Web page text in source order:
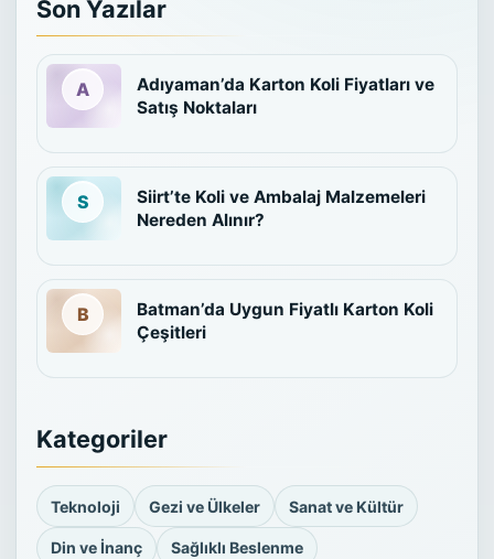
Son Yazılar
Adıyaman’da Karton Koli Fiyatları ve
Satış Noktaları
Siirt’te Koli ve Ambalaj Malzemeleri
Nereden Alınır?
Batman’da Uygun Fiyatlı Karton Koli
Çeşitleri
Kategoriler
Teknoloji Gezi ve Ülkeler Sanat ve Kültür
Din ve İnanç Sağlıklı Beslenme